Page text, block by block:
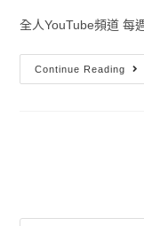
全人YouTube頻道 每
Continue Reading